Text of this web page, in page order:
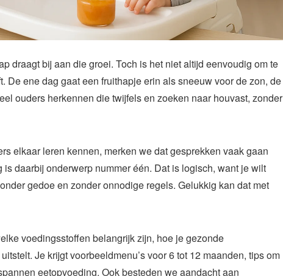
draagt bij aan die groei. Toch is het niet altijd eenvoudig om te
De ene dag gaat een fruithapje erin als sneeuw voor de zon, de
ouders herkennen die twijfels en zoeken naar houvast, zonder
elkaar leren kennen, merken we dat gesprekken vaak gaan
daarbij onderwerp nummer één. Dat is logisch, want je wilt
gedoe en zonder onnodige regels. Gelukkig kan dat met
voedingsstoffen belangrijk zijn, hoe je gezonde
Je krijgt voorbeeldmenu’s voor 6 tot 12 maanden, tips om
eetopvoeding. Ook besteden we aandacht aan